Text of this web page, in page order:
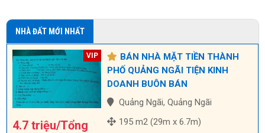
NHÀ ĐẤT MỚI NHẤT
4.7 triệu/Tổng
BÁN NHÀ MẶT TIỀN THÀNH
PHỐ QUẢNG NGÃI TIỆN KINH
DOANH BUÔN BÁN
Quảng Ngãi, Quảng Ngãi
195 m2 (29m x 6.7m)